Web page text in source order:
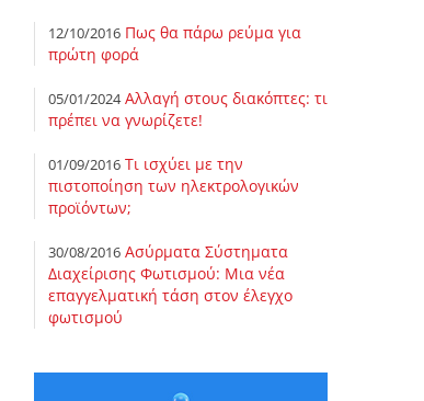
12/10/2016 Πως θα πάρω ρεύμα για
πρώτη φορά
05/01/2024 Αλλαγή στους διακόπτες: τι
πρέπει να γνωρίζετε!
01/09/2016 Τι ισχύει με την
πιστοποίηση των ηλεκτρολογικών
προϊόντων;
30/08/2016 Ασύρματα Σύστηματα
Διαχείρισης Φωτισμού: Μια νέα
επαγγελματική τάση στον έλεγχο
φωτισμού